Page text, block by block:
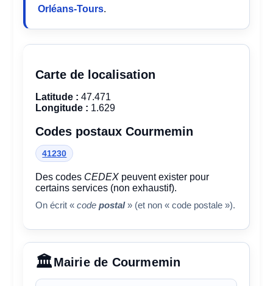
Orléans-Tours.
Carte de localisation
Latitude : 47.471
Longitude : 1.629
Codes postaux Courmemin
41230
Des codes CEDEX peuvent exister pour
certains services (non exhaustif).
On écrit «codepostal» (et non « code postale »).
Mairie de Courmemin